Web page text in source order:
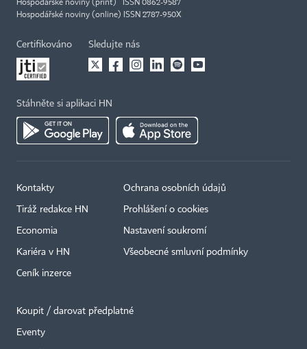
Hospodářské noviny (print) ISSN 0862-9587
Hospodářské noviny (online) ISSN 2787-950X
Certifikováno Sledujte nás
Stáhněte si aplikaci HN
Kontakty
Tiráž redakce HN
Economia
Kariéra v HN
Ceník inzerce
Ochrana osobních údajů
Prohlášení o cookies
Nastavení soukromí
Všeobecné smluvní podmínky
Koupit / darovat předplatné
Eventy